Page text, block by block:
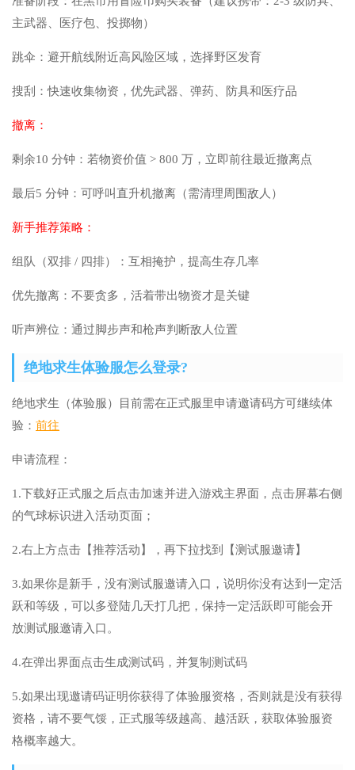
主武器、医疗包、投掷物）
跳伞：避开航线附近高风险区域，选择野区发育
搜刮：快速收集物资，优先武器、弹药、防具和医疗品
撤离：
剩余10 分钟：若物资价值 > 800 万，立即前往最近撤离点
最后5 分钟：可呼叫直升机撤离（需清理周围敌人）
新手推荐策略：
组队（双排 / 四排）：互相掩护，提高生存几率
优先撤离：不要贪多，活着带出物资才是关键
听声辨位：通过脚步声和枪声判断敌人位置
绝地求生体验服怎么登录?
绝地求生（体验服）目前需在正式服里申请邀请码方可继续体
验： 前往
申请流程：
1.下载好正式服之后点击加速并进入游戏主界面，点击屏幕右侧
的气球标识进入活动页面；
2.右上方点击【推荐活动】，再下拉找到【测试服邀请】
3.如果你是新手，没有测试服邀请入口，说明你没有达到一定活
跃和等级，可以多登陆几天打几把，保持一定活跃即可能会开
放测试服邀请入口。
4.在弹出界面点击生成测试码，并复制测试码
5.如果出现邀请码证明你获得了体验服资格，否则就是没有获得
资格，请不要气馁，正式服等级越高、越活跃，获取体验服资
格概率越大。